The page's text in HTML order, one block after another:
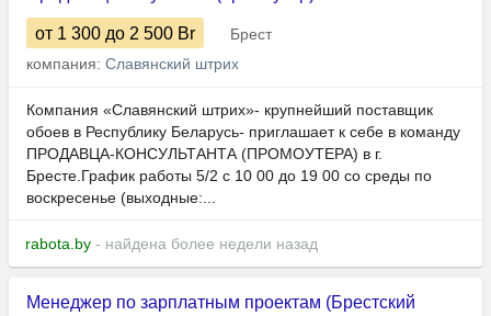
от 1 300 до 2 500 Br
Брест
компания: Славянский штрих
Компания «Славянский штрих»- крупнейший поставщик
обоев в Республику Беларусь- приглашает к себе в команду
ПРОДАВЦА-КОНСУЛЬТАНТА (ПРОМОУТЕРА) в г.
Бресте.График работы 5/2 с 10 00 до 19 00 со среды по
воскресенье (выходные:...
rabota.by - найдена более недели назад
Менеджер по зарплатным проектам (Брестский